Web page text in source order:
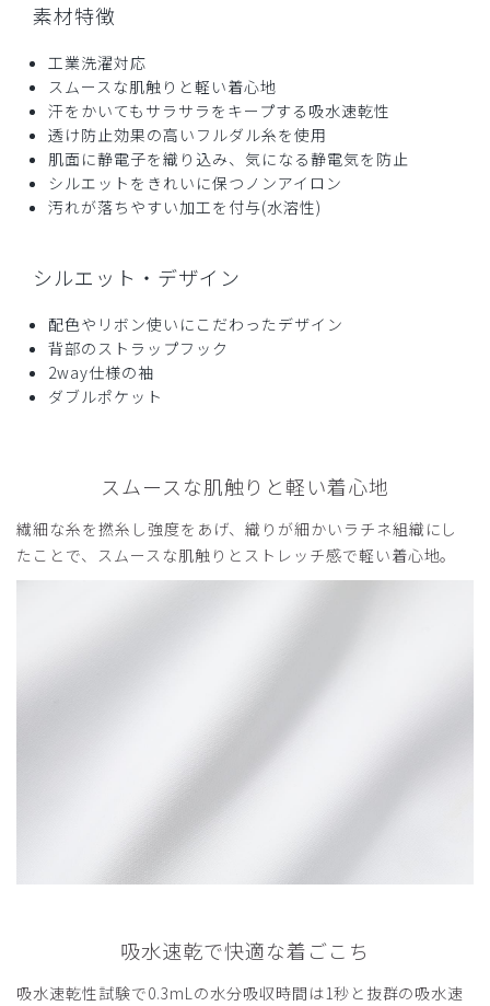
デザインも良いですし、着心地も快適です。ポケットも使い
商品：Q09クラシコナース:スムースタッチ・ユニセッ
クスフロントオープンスクラブ/ホワイト×ネイビー/L
役に立った 0
素材特徴
工業洗濯対応
スムースな肌触りと軽い着心地
汗をかいてもサラサラをキープする吸水速乾性
透け防止効果の高いフルダル糸を使用
肌面に静電子を織り込み、気になる静電気を防止
シルエットをきれいに保つノンアイロン
汚れが落ちやすい加工を付与(水溶性)
シルエット・デザイン
配色やリボン使いにこだわったデザイン
背部のストラップフック
2way仕様の袖
ダブルポケット
スムースな肌触りと軽い着心地
繊細な糸を撚糸し強度をあげ、織りが細かいラチネ組織にし
たことで、スムースな肌触りとストレッチ感で軽い着心地。
吸水速乾で快適な着ごこち
吸水速乾性試験で0.3mLの水分吸収時間は1秒と抜群の吸水速